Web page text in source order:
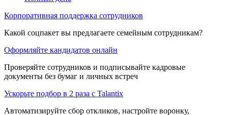
Корпоративная поддержка сотрудников
Какой соцпакет вы предлагаете семейным сотрудникам?
Оформляйте кандидатов онлайн
Проверяйте сотрудников и подписывайте кадровые
документы без бумаг и личных встреч
Ускорьте подбор в 2 раза с Talantix
Автоматизируйте сбор откликов, настройте воронку,